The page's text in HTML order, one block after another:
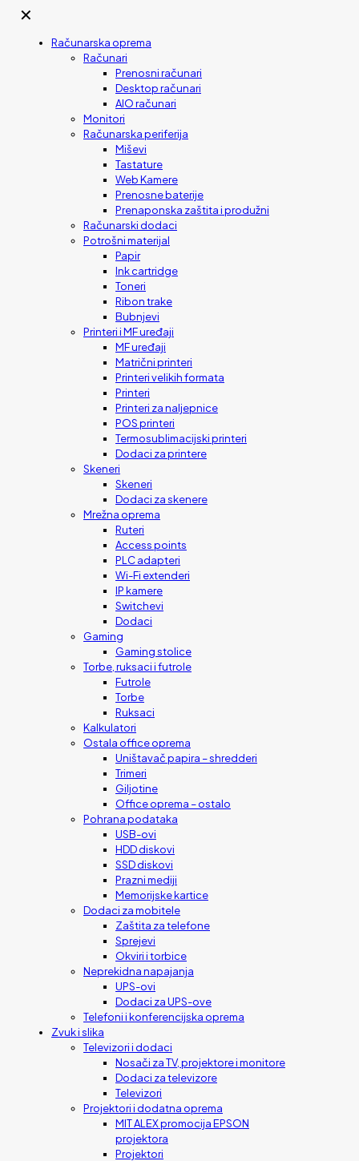
✕
Računarska oprema
Računari
Prenosni računari
Desktop računari
AIO računari
Monitori
Računarska periferija
Miševi
Tastature
Web Kamere
Prenosne baterije
Prenaponska zaštita i produžni
Računarski dodaci
Potrošni materijal
Papir
Ink cartridge
Toneri
Ribon trake
Bubnjevi
Printeri i MF uređaji
MF uređaji
Matrični printeri
Printeri velikih formata
Printeri
Printeri za naljepnice
POS printeri
Termosublimacijski printeri
Dodaci za printere
Skeneri
Skeneri
Dodaci za skenere
Mrežna oprema
Ruteri
Access points
PLC adapteri
Wi-Fi extenderi
IP kamere
Switchevi
Dodaci
Gaming
Gaming stolice
Torbe, ruksaci i futrole
Futrole
Torbe
Ruksaci
Kalkulatori
Ostala office oprema
Uništavač papira – shredderi
Trimeri
Giljotine
Office oprema – ostalo
Pohrana podataka
USB-ovi
HDD diskovi
SSD diskovi
Prazni mediji
Memorijske kartice
Dodaci za mobitele
Zaštita za telefone
Sprejevi
Okviri i torbice
Neprekidna napajanja
UPS-ovi
Dodaci za UPS-ove
Telefoni i konferencijska oprema
Zvuk i slika
Televizori i dodaci
Nosači za TV, projektore i monitore
Dodaci za televizore
Televizori
Projektori i dodatna oprema
MIT ALEX promocija EPSON
projektora
Projektori